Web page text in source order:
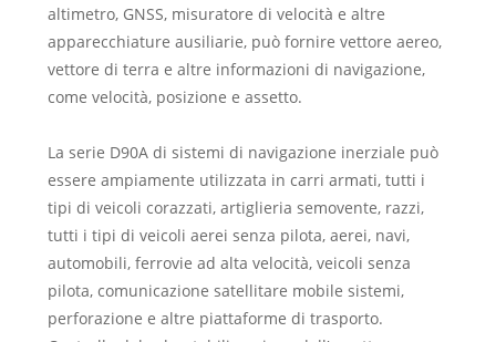
altimetro, GNSS, misuratore di velocità e altre
apparecchiature ausiliarie, può fornire vettore aereo,
vettore di terra e altre informazioni di navigazione,
come velocità, posizione e assetto.
La serie D90A di sistemi di navigazione inerziale può
essere ampiamente utilizzata in carri armati, tutti i
tipi di veicoli corazzati, artiglieria semovente, razzi,
tutti i tipi di veicoli aerei senza pilota, aerei, navi,
automobili, ferrovie ad alta velocità, veicoli senza
pilota, comunicazione satellitare mobile sistemi,
perforazione e altre piattaforme di trasporto.